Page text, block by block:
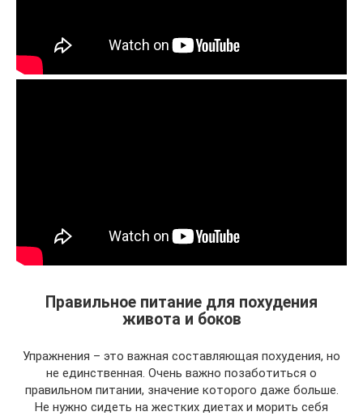
Правильное питание для похудения
живота и боков
Упражнения – это важная составляющая похудения, но
не единственная. Очень важно позаботиться о
правильном питании, значение которого даже больше.
Не нужно сидеть на жестких диетах и морить себя